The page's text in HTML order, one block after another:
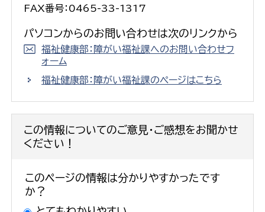
FAX番号：0465-33-1317
パソコンからのお問い合わせは次のリンクから
福祉健康部：障がい福祉課へのお問い合わせフ
ォーム
福祉健康部：障がい福祉課のページはこちら
この情報についてのご意見・ご感想をお聞かせ
ください！
このページの情報は分かりやすかったです
か？